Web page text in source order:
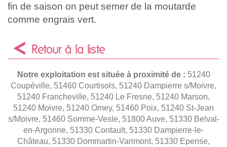
fin de saison on peut semer de la moutarde
comme engrais vert.
Retour à la liste
Notre exploitation est située à proximité de : 51240
Coupéville, 51460 Courtisols, 51240 Dampierre s/Moivre,
51240 Francheville, 51240 Le Fresne, 51240 Marson,
51240 Moivre, 51240 Omey, 51460 Poix, 51240 St-Jean
s/Moivre, 51460 Somme-Vesle, 51800 Auve, 51330 Belval-
en-Argonne, 51330 Contault, 51330 Dampierre-le-
Château, 51330 Dommartin-Varimont, 51330 Epense,